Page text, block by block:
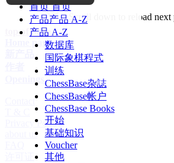
首页首页
产品产品 A-Z
产品 A-Z
数据库
国际象棋程式
训练
ChessBase杂誌
ChessBase帐户
ChessBase Books
开始
基础知识
Voucher
其他
Scroll down to reload next
top of page
Home page
Privacy Policy
about us